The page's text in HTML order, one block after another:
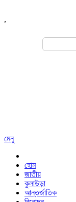
,
Search
মেনু
হোম
জাতীয়
কুলাউড়া
আন্তর্জাতিক